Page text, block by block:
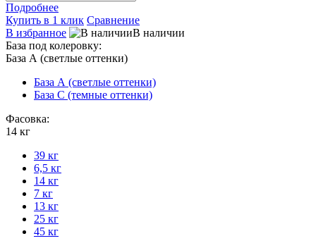
Подробнее
Купить в 1 клик Сравнение
В избранное
В наличии
База под колеровку:
База А (светлые оттенки)
База А (светлые оттенки)
База С (темные оттенки)
Фасовка:
14 кг
39 кг
6,5 кг
14 кг
7 кг
13 кг
25 кг
45 кг